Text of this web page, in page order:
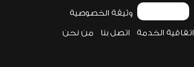
وثيقة الخصوصية
اتفاقية الخدمة اتصل بنا من نحن